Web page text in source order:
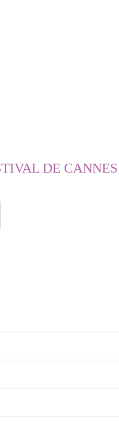
DE CANNES